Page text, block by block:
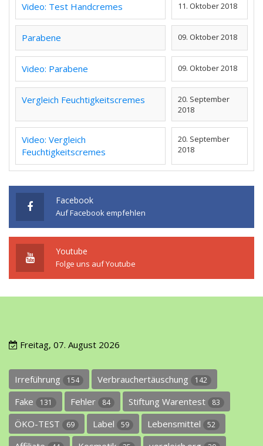
Video: Test Handcremes 11. Oktober 2018
Parabene 09. Oktober 2018
Video: Parabene 09. Oktober 2018
Vergleich Feuchtigkeitscremes
20. September
2018
Video: Vergleich
Feuchtigkeitscremes
20. September
2018
Facebook
Auf Facebook empfehlen
Youtube
Folge uns auf Youtube
Freitag, 07. August 2026
Irreführung 154 Verbrauchertäuschung 142
Fake 131 Fehler 84 Stiftung Warentest 83
ÖKO-TEST 69 Label 59 Lebensmittel 52